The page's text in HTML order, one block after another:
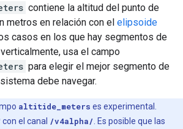
contiene la altitud del punto de
metros en relación con el elipsoide
casos en los que hay segmentos de
usa el campo
para elegir el mejor segmento de
debe navegar.
altitide_meters es experimental.
el canal /v4alpha/ . Es posible que las